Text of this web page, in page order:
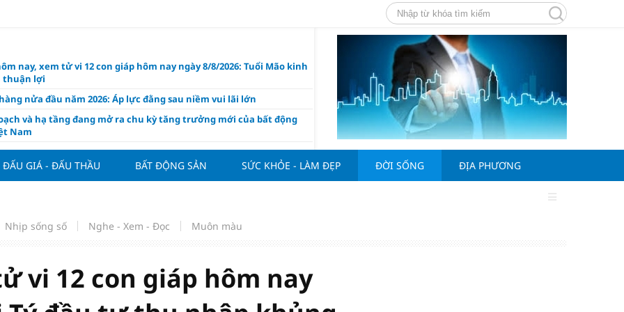
nay, xem tử vi 12 con giáp hôm nay ngày 8/8/2026: Tuổi Mão kinh
thuận lợi
nửa đầu năm 2026: Áp lực đằng sau niềm vui lãi lớn
và hạ tầng đang mở ra chu kỳ tăng trưởng mới của bất động
Nam
giảm 30% thuế cho hộ, cá nhân kinh doanh, doanh nghiệp thu
tỷ đồng
hôm nay 7/8: Thị trường lặng sóng
trẻ quốc tế xem Phú Quốc là “thiên đường lập nghiệp”
vụ Rodri mở đường cho Man Utd sở hữu tiền vệ báu vật của
thức đối với tham vọng công nghệ của Đông Nam Á
đấu giá 57 lô đất tại phường Kiến An, với giá khởi điểm từ 18
ĐẤU GIÁ - ĐẤU THẦU BẤT ĐỘNG SẢN SỨC KHỎE - LÀM ĐẸP ĐỜI SỐNG ĐỊA PHƯƠNG
Nhịp sống số Nghe - Xem - Đọc Muôn màu
vi 12 con giáp hôm nay